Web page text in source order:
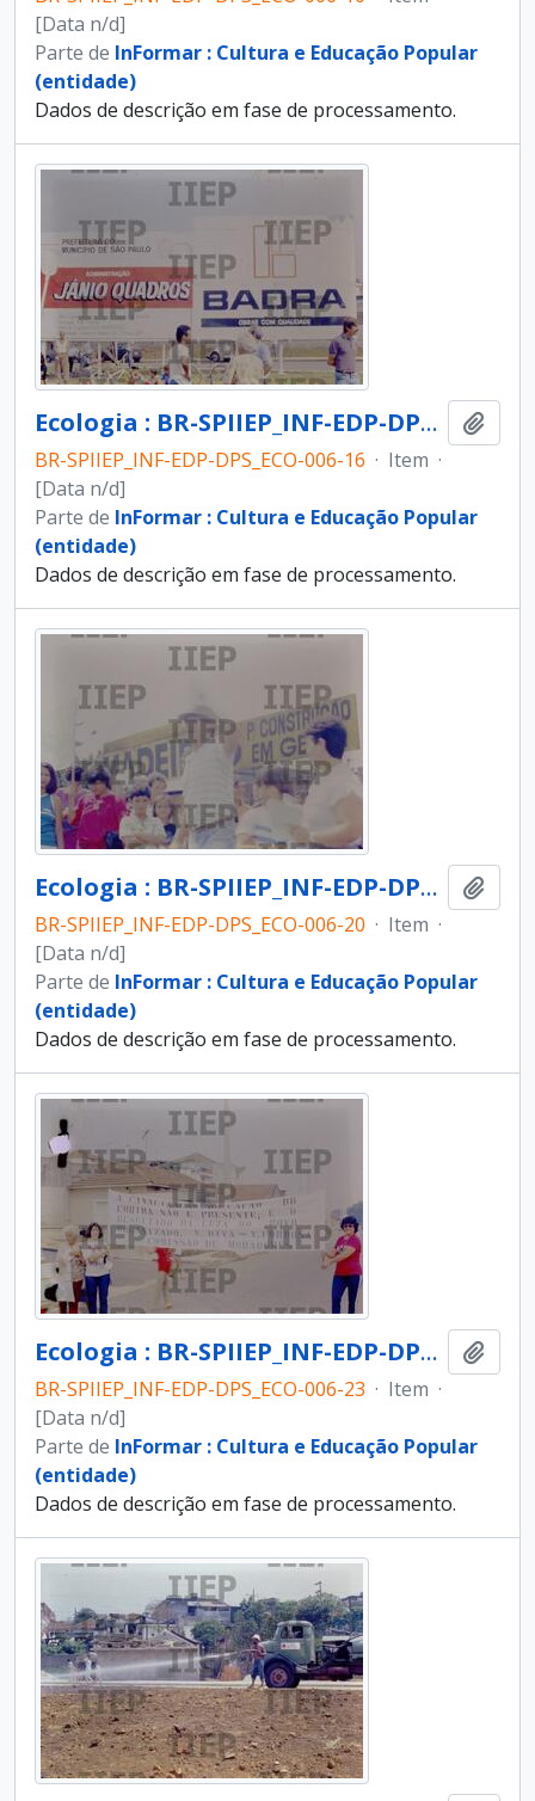
[Data n/d]
Parte de InFormar : Cultura e Educação Popular
(entidade)
Dados de descrição em fase de processamento.
Ecologia : BR-SPIIEP_INF-EDP-DPS_ECO-006-16 [diapositivo]
BR-SPIIEP_INF-EDP-DPS_ECO-006-16 · Item ·
[Data n/d]
Parte de InFormar : Cultura e Educação Popular
(entidade)
Dados de descrição em fase de processamento.
Ecologia : BR-SPIIEP_INF-EDP-DPS_ECO-006-20 [diapositivo]
BR-SPIIEP_INF-EDP-DPS_ECO-006-20 · Item ·
[Data n/d]
Parte de InFormar : Cultura e Educação Popular
(entidade)
Dados de descrição em fase de processamento.
Ecologia : BR-SPIIEP_INF-EDP-DPS_ECO-006-23 [diapositivo]
BR-SPIIEP_INF-EDP-DPS_ECO-006-23 · Item ·
[Data n/d]
Parte de InFormar : Cultura e Educação Popular
(entidade)
Dados de descrição em fase de processamento.